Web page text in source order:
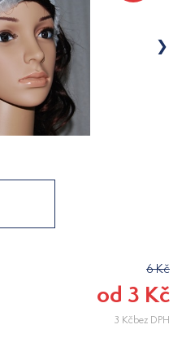
6 Kč
od 3 Kč
3 Kčbez DPH